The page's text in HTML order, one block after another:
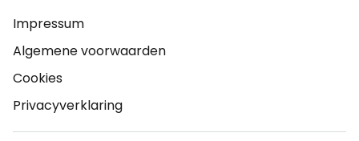
Impressum
Algemene voorwaarden
Cookies
Privacyverklaring